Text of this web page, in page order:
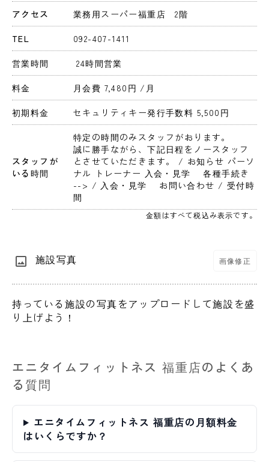
アクセス 業務用スーパー福重店　2階
TEL 092-407-1411
営業時間 24時間営業
料金 月会費 7,480円 /月
初期料金 セキュリティキー発行手数料 5,500円
スタッフが
いる時間
特定の時間のみスタッフがおります。
誠に勝手ながら、下記日程をノースタッフ
とさせていただきます。 / お知らせ パーソ
ナル トレーナー 入会・見学　 各種手続き
--> / 入会・見学　 お問い合わせ / 受付時
間
金額はすべて税込み表示です。
施設写真 画像修正
持っている施設の写真をアップロードして施設を盛
り上げよう！
エニタイムフィットネス 福重店のよくあ
る質問
エニタイムフィットネス 福重店の月額料金
はいくらですか？